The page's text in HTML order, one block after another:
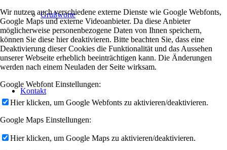
Grußworte
Kontakt
Wir nutzen auch verschiedene externe Dienste wie Google Webfonts,
Google Maps und externe Videoanbieter. Da diese Anbieter
möglicherweise personenbezogene Daten von Ihnen speichern,
können Sie diese hier deaktivieren. Bitte beachten Sie, dass eine
Deaktivierung dieser Cookies die Funktionalität und das Aussehen
unserer Webseite erheblich beeinträchtigen kann. Die Änderungen
werden nach einem Neuladen der Seite wirksam.
Google Webfont Einstellungen:
Hier klicken, um Google Webfonts zu aktivieren/deaktivieren.
Google Maps Einstellungen:
Hier klicken, um Google Maps zu aktivieren/deaktivieren.